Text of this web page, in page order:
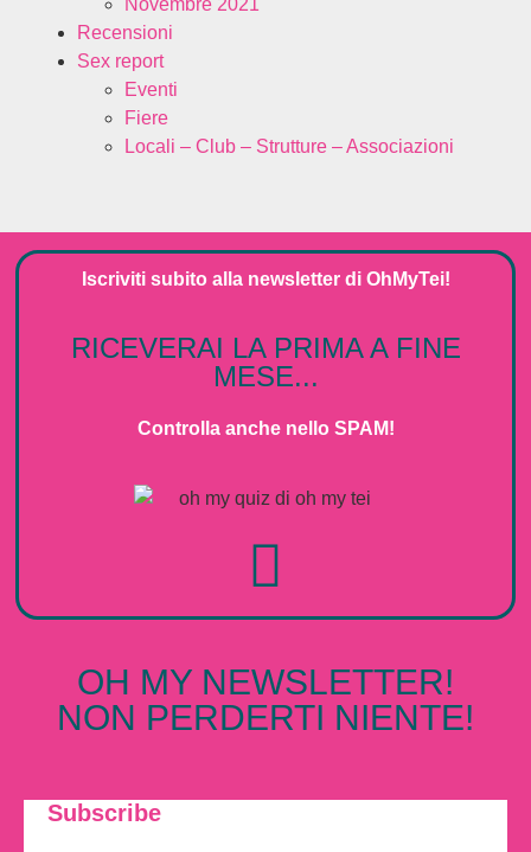
Recensioni
Sex report
Eventi
Fiere
Locali – Club – Strutture – Associazioni
Iscriviti subito alla newsletterdi OhMyTei!
RICEVERAI LA PRIMA A FINE
MESE...
Controlla anche nello SPAM!
OH MY NEWSLETTER!
NON PERDERTI NIENTE!
Subscribe